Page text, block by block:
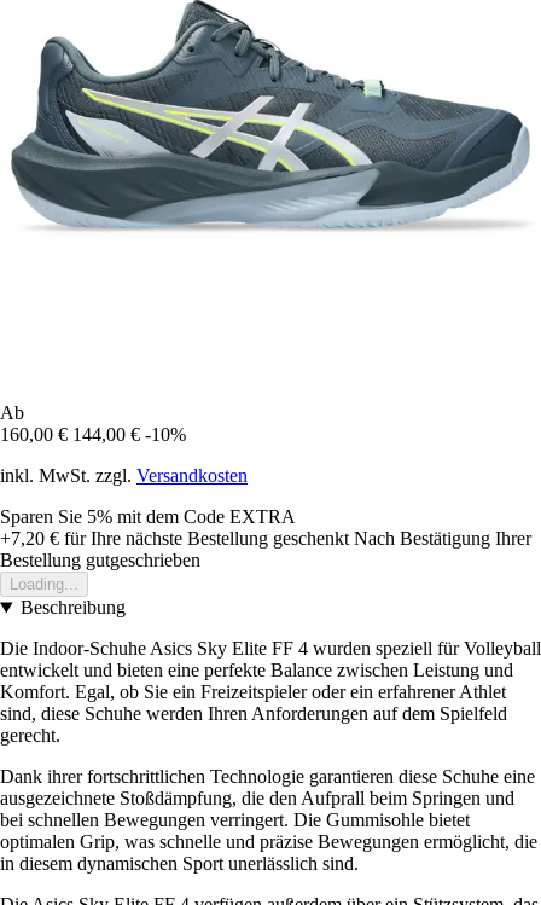
Ab
160,00 € 144,00 € -10%
inkl. MwSt. zzgl. Versandkosten
Sparen Sie 5% mit dem Code EXTRA
+7,20 € für Ihre nächste Bestellung geschenkt Nach Bestätigung Ihrer
Bestellung gutgeschrieben
Loading...
Beschreibung
Die Indoor-Schuhe Asics Sky Elite FF 4 wurden speziell für Volleyball
entwickelt und bieten eine perfekte Balance zwischen Leistung und
Komfort. Egal, ob Sie ein Freizeitspieler oder ein erfahrener Athlet
sind, diese Schuhe werden Ihren Anforderungen auf dem Spielfeld
gerecht.
Dank ihrer fortschrittlichen Technologie garantieren diese Schuhe eine
ausgezeichnete Stoßdämpfung, die den Aufprall beim Springen und
bei schnellen Bewegungen verringert. Die Gummisohle bietet
optimalen Grip, was schnelle und präzise Bewegungen ermöglicht, die
in diesem dynamischen Sport unerlässlich sind.